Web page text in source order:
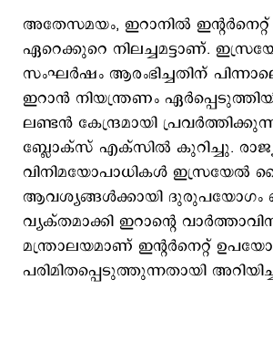
അതേസമയം, ഇറാനില്‍
ഏറെക്കുറെ നിലച്ചമട്ടാണ്.
സംഘര്‍ഷം ആരംഭിച്ചതിന്
ഇറാന്‍ നിയന്ത്രണം
ലണ്ടന്‍ കേന്ദ്രമായി
ബ്ലോക്സ് എക്സില്‍ കുറിച്ചു.
വിനിമയോപാധികള്‍ ഇസ്രയേല്‍
ആവശ്യങ്ങള്‍ക്കായി ദുരുപയോഗം
വ്യക്തമാക്കി ഇറാന്‍റെ
മന്ത്രാലയമാണ് ഇന്‍റര്‍നെറ്റ്
പരിമിതപ്പെടുത്തുന്നതായി